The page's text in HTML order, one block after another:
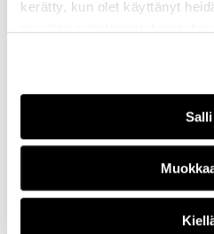
kerätty, kun olet käyttänyt
Salli
työskentelytapoja,
menetelmiä, joiden avulla
muotoiluajattelussa on
käyttäjätiedon